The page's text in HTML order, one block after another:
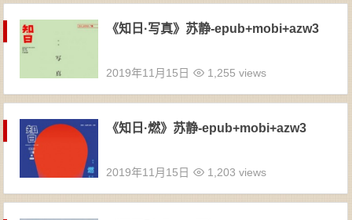
《知日·写真》苏静-epub+mobi+azw3
2019年11月15日 1,255 views
《知日·燃》苏静-epub+mobi+azw3
2019年11月15日 1,203 views